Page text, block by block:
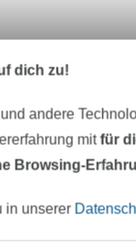
dich zu!
andere
mitfür
Browsing-
in unserer